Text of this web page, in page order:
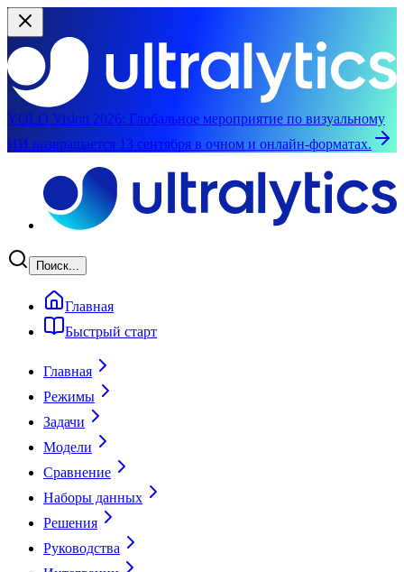
YOLO Vision 2026: Глобальное мероприятие по визуальному
ИИ возвращается 13 сентября в очном и онлайн-форматах.
Поиск...
Главная
Быстрый старт
Главная
Режимы
Задачи
Модели
Сравнение
Наборы данных
Решения
Руководства